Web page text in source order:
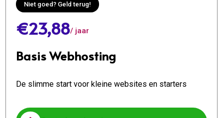
Niet goed? Geld terug!
€23,88/ jaar
Basis Webhosting
De slimme start voor kleine websites en starters